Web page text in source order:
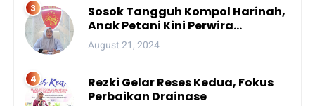
Sosok Tangguh Kompol Harinah,
Anak Petani Kini Perwira
Menengah Polda Sulsel
August 21, 2024
Rezki Gelar Reses Kedua, Fokus
Perbaikan Drainase